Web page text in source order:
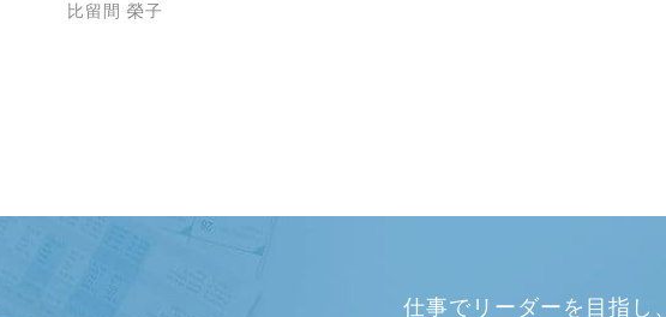
比留間 榮子
仕事でリーダーを目指し